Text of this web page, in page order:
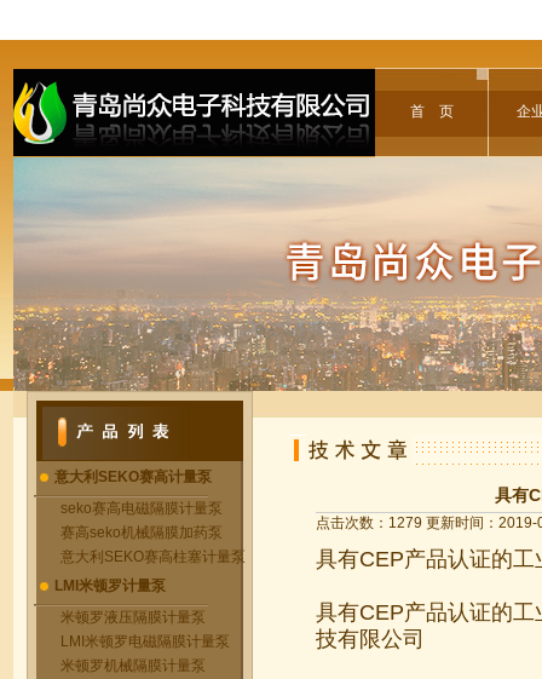
首 页 企
意大利SEKO赛高计量泵
seko赛高电磁隔膜计量泵
赛高seko机械隔膜加药泵
意大利SEKO赛高柱塞计量泵
LMI米顿罗计量泵
米顿罗液压隔膜计量泵
LMI米顿罗电磁隔膜计量泵
米顿罗机械隔膜计量泵
具有
点击次数：1279 更新时间：2019-
具有CEP产品认证的
具有CEP产品认证的
技有限公司